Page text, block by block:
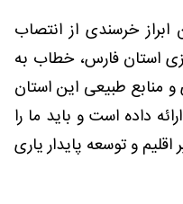
خرسندی از انتصاب
استان فارس، خطاب به
منابع طبیعی این استان
داده است و باید ما را
و توسعه پایدار یاری